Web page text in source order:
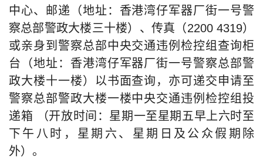
中心、邮递（地址：香港湾仔军器厂街一号警
察总部警政大楼三十楼）、传真（2200 4319）
或亲身到警察总部中央交通违例检控组查询柜
台（地址：香港湾仔军器厂街一号警察总部警
政大楼十一楼）以书面查询，亦可递交申请至
警察总部警政大楼一楼中央交通违例检控组投
递箱 （开放时间：星期一至星期五早上六时至
下午八时，星期六、星期日及公众假期除
外）。